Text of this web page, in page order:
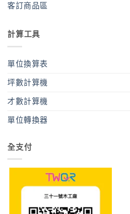
客訂商品區
計算工具
單位換算表
坪數計算機
才數計算機
單位轉換器
全支付